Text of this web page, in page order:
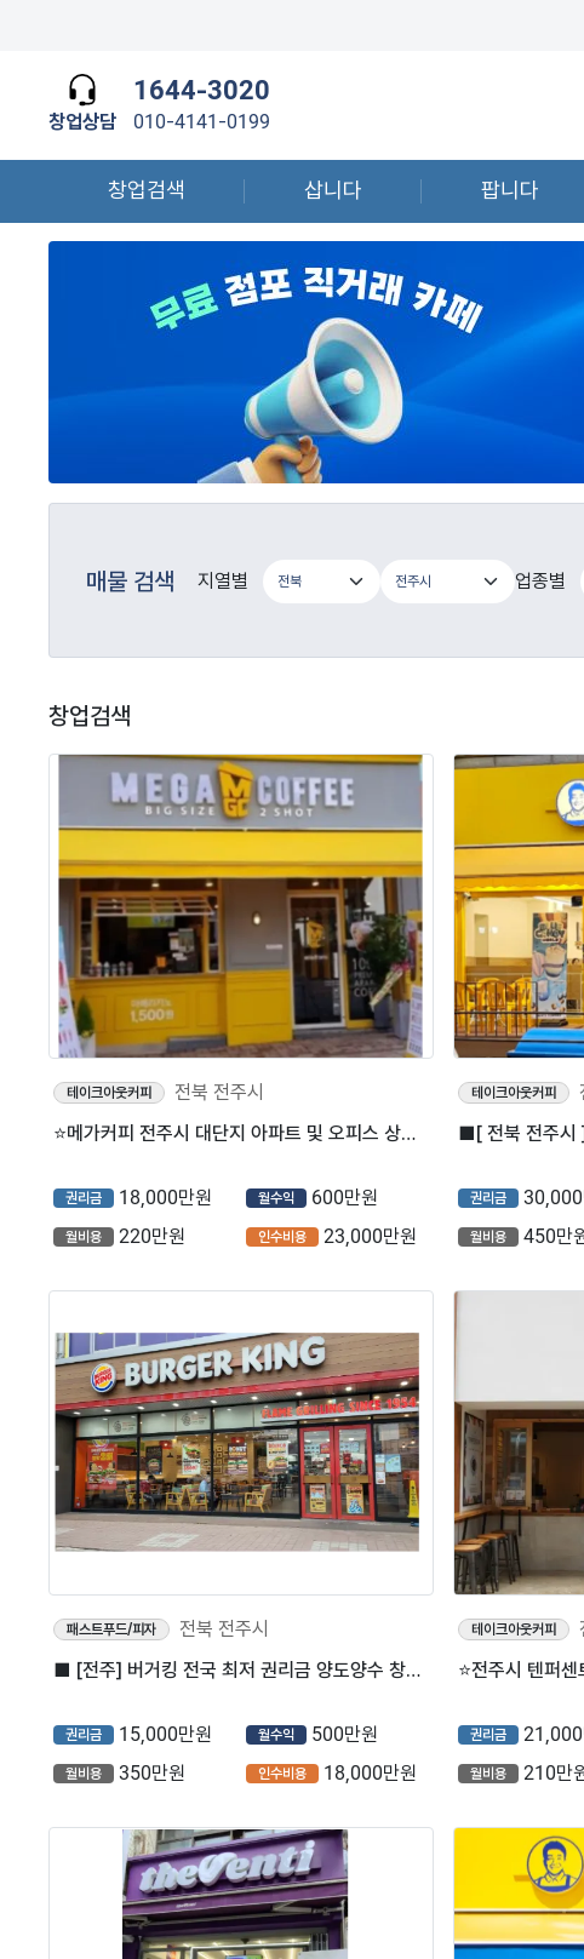
창업상담
1644-3020
010-4141-0199
창업검색 삽니다 팝니다
매물 검색 지열별 업종별
창업검색
테이크아웃커피
전북 전주시
⭐메가커피 전주시 대단지 아파트 및 오피스 상권에서 월평균 3000만원 고매출 매장입니다.
권리금 18,000만원 월수익 600만원
월비용 220만원 인수비용 23,000만원
테이크아웃커피
권리금 30,000
월비용 450만
패스트푸드/피자
전북 전주시
■ [전주] 버거킹 전국 최저 권리금 양도양수 창업 매물 (프랜차이즈/햄버거)
권리금 15,000만원 월수익 500만원
월비용 350만원 인수비용 18,000만원
테이크아웃커피
권리금 21,000
월비용 210만